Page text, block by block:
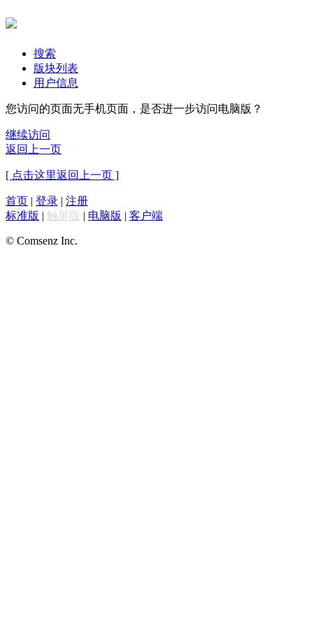
搜索
版块列表
用户信息
您访问的页面无手机页面，是否进一步访问电脑版？
继续访问
返回上一页
[ 点击这里返回上一页 ]
首页 | 登录 | 注册
标准版 | 触屏版 | 电脑版 | 客户端
© Comsenz Inc.